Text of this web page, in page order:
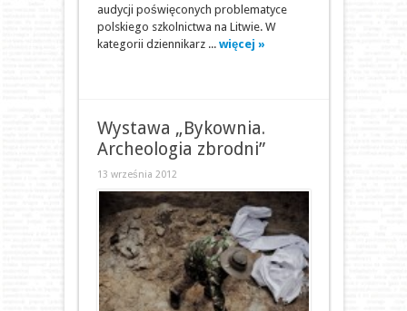
audycji poświęconych problematyce
polskiego szkolnictwa na Litwie. W
kategorii dziennikarz ... więcej »
Wystawa „Bykownia.
Archeologia zbrodni”
13 września 2012